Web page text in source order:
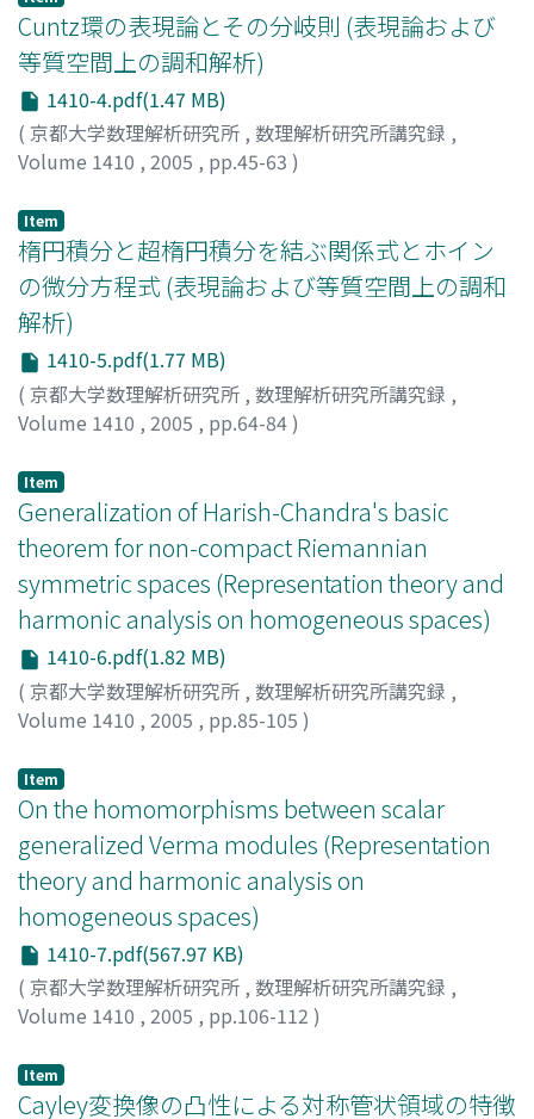
Cuntz環の表現論とその分岐則 (表現論および
等質空間上の調和解析)
1410-4.pdf(1.47 MB)
( 京都大学数理解析研究所 , 数理解析研究所講究録 ,
Volume 1410 , 2005 , pp.45-63 )
Item
楕円積分と超楕円積分を結ぶ関係式とホイン
の微分方程式 (表現論および等質空間上の調和
解析)
1410-5.pdf(1.77 MB)
( 京都大学数理解析研究所 , 数理解析研究所講究録 ,
Volume 1410 , 2005 , pp.64-84)
Item
Generalization of Harish-Chandra's basic
theorem for non-compact Riemannian
symmetric spaces (Representation theory and
harmonic analysis on homogeneous spaces)
1410-6.pdf(1.82 MB)
( 京都大学数理解析研究所 , 数理解析研究所講究録 ,
Volume 1410 , 2005 , pp.85-105 )
Item
On the homomorphisms between scalar
generalized Verma modules (Representation
theory and harmonic analysis on
homogeneous spaces)
1410-7.pdf(567.97 KB)
( 京都大学数理解析研究所 , 数理解析研究所講究録 ,
Volume 1410 , 2005 , pp.106-112 )
Item
Cayley変換像の凸性による対称管状領域の特徴